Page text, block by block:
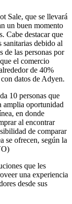
Sale, que se llevará
un buen momento
Cabe destacar que
sanitarias debido al
las personas por
el comercio
de 40%
datos de Adyen.
10 personas que
amplia oportunidad
en donde
al encontrar
de comparar
se ofrecen, según la
que les
una experiencia
desde sus